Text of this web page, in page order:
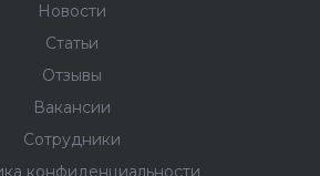
Новости
Статьи
Отзывы
Вакансии
Сотрудники
конфиденциальности